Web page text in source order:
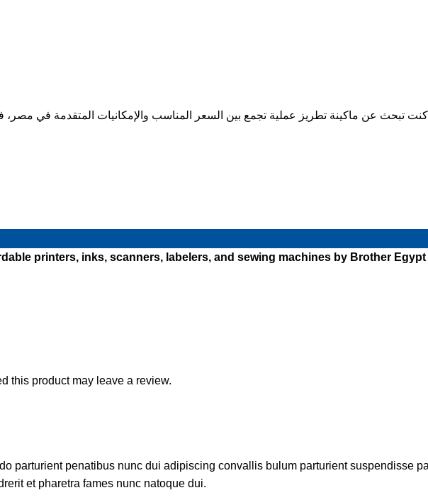
printers, inks, scanners, labelers, and sewing machines by Brother Egypt
this product may leave a review.
parturient penatibus nunc dui adipiscing convallis bulum parturient suspendisse
et pharetra fames nunc natoque dui.